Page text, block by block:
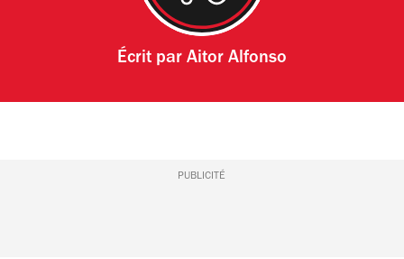
Écrit par Aitor Alfonso
PUBLICITÉ